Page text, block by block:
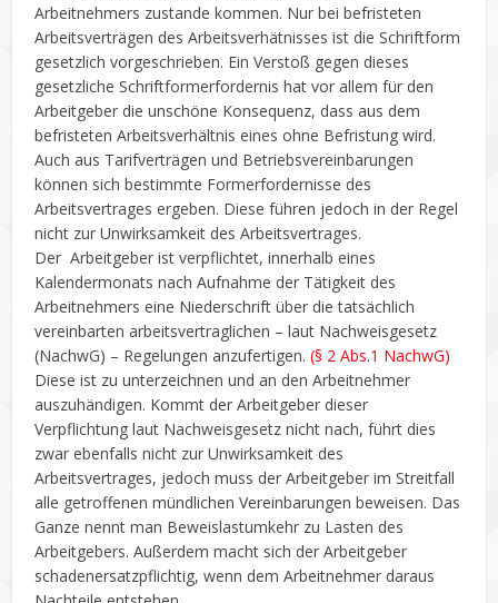
Arbeitnehmers zustande kommen. Nur bei befristeten
Arbeitsverträgen des Arbeitsverhätnisses ist die Schriftform
gesetzlich vorgeschrieben. Ein Verstoß gegen dieses
gesetzliche Schriftformerfordernis hat vor allem für den
Arbeitgeber die unschöne Konsequenz, dass aus dem
befristeten Arbeitsverhältnis eines ohne Befristung wird.
Auch aus Tarifverträgen und Betriebsvereinbarungen
können sich bestimmte Formerfordernisse des
Arbeitsvertrages ergeben. Diese führen jedoch in der Regel
nicht zur Unwirksamkeit des Arbeitsvertrages.
Der Arbeitgeber ist verpflichtet, innerhalb eines
Kalendermonats nach Aufnahme der Tätigkeit des
Arbeitnehmers eine Niederschrift über die tatsächlich
vereinbarten arbeitsvertraglichen – laut Nachweisgesetz
(NachwG) – Regelungen anzufertigen.(§ 2 Abs.1 NachwG)
Diese ist zu unterzeichnen und an den Arbeitnehmer
auszuhändigen. Kommt der Arbeitgeber dieser
Verpflichtung laut Nachweisgesetz nicht nach, führt dies
zwar ebenfalls nicht zur Unwirksamkeit des
Arbeitsvertrages, jedoch muss der Arbeitgeber im Streitfall
alle getroffenen mündlichen Vereinbarungen beweisen. Das
Ganze nennt man Beweislastumkehr zu Lasten des
Arbeitgebers. Außerdem macht sich der Arbeitgeber
schadenersatzpflichtig, wenn dem Arbeitnehmer daraus